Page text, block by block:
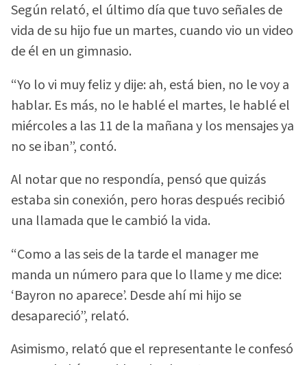
Según relató, el último día que tuvo señales de
vida de su hijo fue un martes, cuando vio un video
de él en un gimnasio.
“Yo lo vi muy feliz y dije: ah, está bien, no le voy a
hablar. Es más, no le hablé el martes, le hablé el
miércoles a las 11 de la mañana y los mensajes ya
no se iban”, contó.
Al notar que no respondía, pensó que quizás
estaba sin conexión, pero horas después recibió
una llamada que le cambió la vida.
“Como a las seis de la tarde el manager me
manda un número para que lo llame y me dice:
‘Bayron no aparece’. Desde ahí mi hijo se
desapareció”, relató.
Asimismo, relató que el representante le confesó